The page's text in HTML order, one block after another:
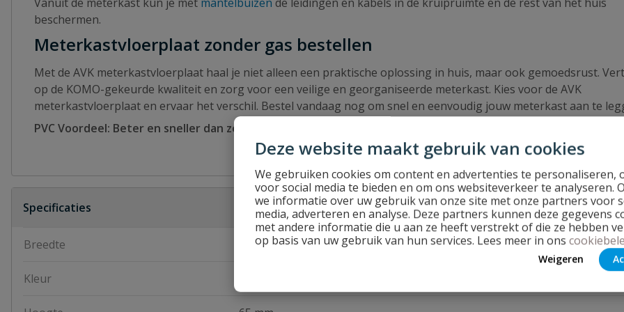
Deze website maakt gebruik van cookies
We gebruiken cookies om content en advertenties te personaliseren,
voor social media te bieden en om ons websiteverkeer te analyseren.
we informatie over uw gebruik van onze site met onze partners voor
media, adverteren en analyse. Deze partners kunnen deze gegevens
met andere informatie die u aan ze heeft verstrekt of die ze hebben
op basis van uw gebruik van hun services. Lees meer in ons
Weigeren
beschermen.
Meterkastvloerplaat zonder gas bestellen
Met de AVK meterkastvloerplaat haal je niet alleen een praktische oplossing in huis, maar ook gemoedsrust.
op de KOMO-gekeurde kwaliteit en zorg voor een veilige en georganiseerde meterkast. Kies voor de AVK
meterkastvloerplaat en ervaar het verschil. Bestel vandaag nog om snel en eenvoudig jouw meterkast aan te
PVC Voordeel: Beter en sneller dan zelf naar de winkel!
Specificaties
Breedte 310 mm
Kleur